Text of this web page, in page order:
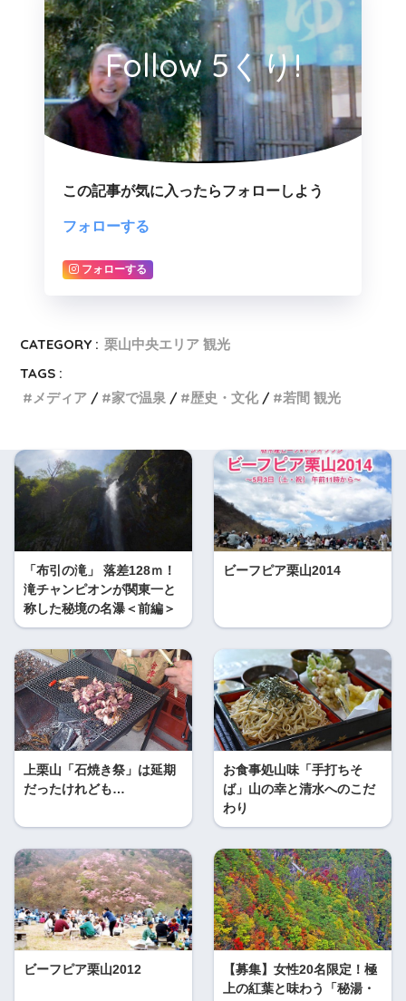
Follow 5くり!
この記事が気に入ったらフォローしよう
フォローする
フォローする
CATEGORY : 栗山中央エリア 観光
TAGS :
メディア
家で温泉 歴史・文化 若間 観光
「布引の滝」 落差128ｍ！
滝チャンピオンが関東一と
称した秘境の名瀑＜前編＞
ビーフピア栗山2014
上栗山「石焼き祭」は延期
だったけれども…
お食事処山味「手打ちそ
ば」山の幸と清水へのこだ
わり
ビーフピア栗山2012
【募集】女性20名限定！極
上の紅葉と味わう「秘湯・